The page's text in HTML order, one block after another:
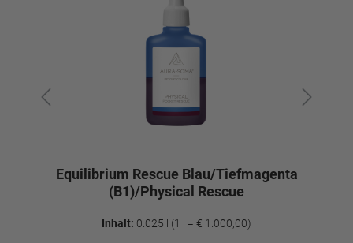
Equilibrium Rescue Blau/Tiefmagenta
(B1)/Physical Rescue
Inhalt: 0.025 l (1 l = € 1.000,00)